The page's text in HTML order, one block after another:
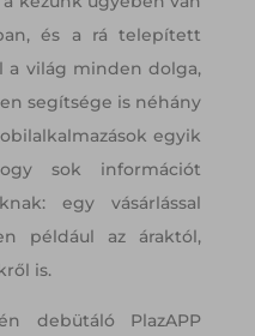
és a rá telepített
a világ minden dolga,
segítsége is néhány
egyik
sok információt
egy vásárlással
például az áraktól,
is.
debütáló PlazAPP